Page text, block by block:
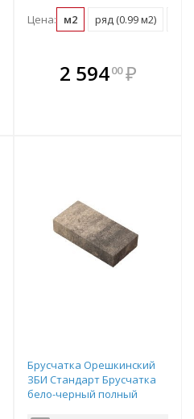
поддон (11.88 м2)
В комплекте
всегда выгоднее!
Цена: м2 ряд (0.99 м2)
2 59400 ₽
Брусчатка Орешкинский
ЗБИ Стандарт Брусчатка
бело-черный полный